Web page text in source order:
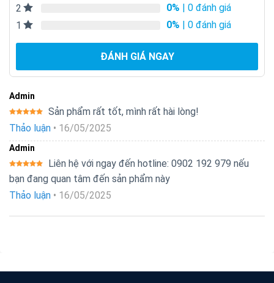
2
0% | 0 đánh giá
1
0% | 0 đánh giá
ĐÁNH GIÁ NGAY
Admin
Được xếp
hạng5
Sản phẩm rất tốt, mình rất hài lòng!
Thảo luận • 16/05/2025
Admin
Được xếp
hạng 5 5
Liên hệ với ngay đến hotline: 0902 192 979 nếu
bạn đang quan tâm đến sản phẩm này
Thảo luận • 16/05/2025